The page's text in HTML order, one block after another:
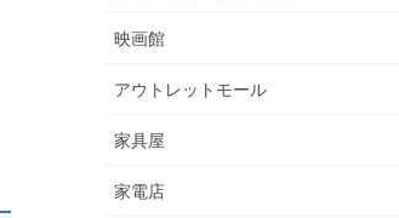
映画館
アウトレットモール
家具屋
家電店